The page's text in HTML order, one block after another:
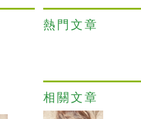
熱門文章
相關文章